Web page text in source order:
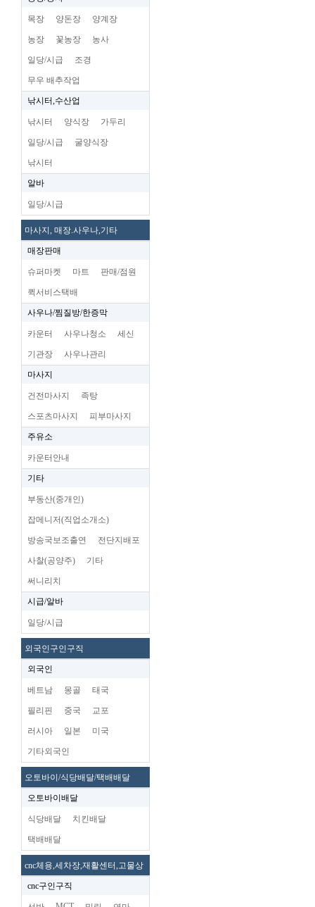
목장 양돈장 양계장
농장 꽃농장 농사
일당/시급 조경
무우 배추작업
낚시터,수산업
낚시터 양식장 가두리
일당/시급 굴양식장
낚시터
알바
일당/시급
마사지, 매장.사우나,기타
매장판매
슈퍼마켓 마트 판매/점원
퀵서비스택배
사우나/찜질방/한증막
카운터 사우나청소 세신
기관장 사우나관리
마사지
건전마사지 족탕
스포츠마사지 피부마사지
주유소
카운터안내
기타
부동산(중개인)
잡메니저(직업소개소)
방송국보조출연 전단지배포
사찰(공양주) 기타
써니리치
시급/알바
일당/시급
외국인구인구직
외국인
베트남 몽골 태국
필리핀 중국 교포
러시아 일본 미국
기타외국인
오토바이/식당배달/택배배달
오토바이배달
식당배달 치킨배달
택배배달
cnc체용,세차장,재활센터,고물상
cnc구인구직